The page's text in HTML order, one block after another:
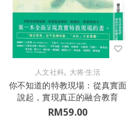
人文社科, 大将·生活
你不知道的特教現場：從真實面
說起，實現真正的融合教育
RM59.00